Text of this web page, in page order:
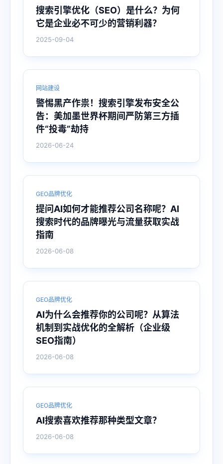
搜索引擎优化（SEO）是什么？为何
它是企业必不可少的营销利器？
2025-09-04
网站建设
警惕黑产作祟！搜索引擎发布安全公
告：美加墨世界杯期间严防第三方插
件“投毒”劫持
2026-06-24
GEO品牌优化
提问AI如何才能推荐公司名称呢？AI
搜索时代的品牌曝光与流量获取实战
指南
2026-06-08
GEO品牌优化
AI为什么会推荐你的公司呢？从算法
机制到实战优化的全解析（企业级
SEO指南）
2026-06-08
GEO品牌优化
AI搜索喜欢推荐那种类型文章？
2026-06-08